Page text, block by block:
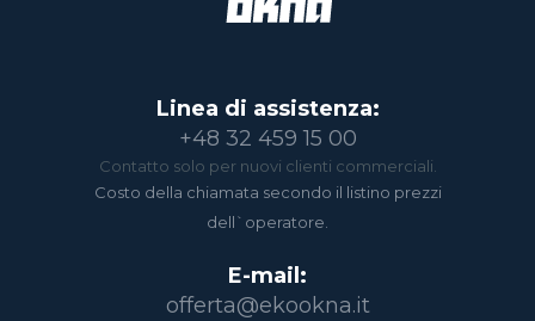
Linea di assistenza:
+48 32 459 15 00
Contatto solo per nuovi clienti commerciali.
Costo della chiamata secondo il listino prezzi
dell`operatore.
E-mail:
offerta@ekookna.it